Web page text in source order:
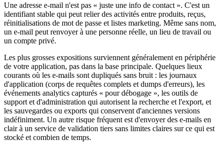
Une adresse e-mail n'est pas « juste une info de contact ». C'est un
identifiant stable qui peut relier des activités entre produits, reçus,
réinitialisations de mot de passe et listes marketing. Même sans nom,
un e-mail peut renvoyer à une personne réelle, un lieu de travail ou
un compte privé.
Les plus grosses expositions surviennent généralement en périphérie
de votre application, pas dans la base principale. Quelques lieux
courants où les e-mails sont dupliqués sans bruit : les journaux
d'application (corps de requêtes complets et dumps d'erreurs), les
événements analytics capturés « pour débogage », les outils de
support et d'administration qui autorisent la recherche et l'export, et
les sauvegardes ou exports qui conservent d'anciennes versions
indéfiniment. Un autre risque fréquent est d'envoyer des e-mails en
clair à un service de validation tiers sans limites claires sur ce qui est
stocké et combien de temps.